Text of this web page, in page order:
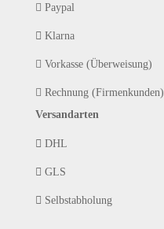
Paypal
Klarna
Vorkasse (Überweisung)
Rechnung (Firmenkunden)
Versandarten
DHL
GLS
Selbstabholung